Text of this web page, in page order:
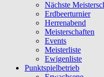
Nächste
Erdbeerturnier
Herrenabend
Meisterschaften
Events
Meisterliste
Ewigenliste
Punktspielbetrieb